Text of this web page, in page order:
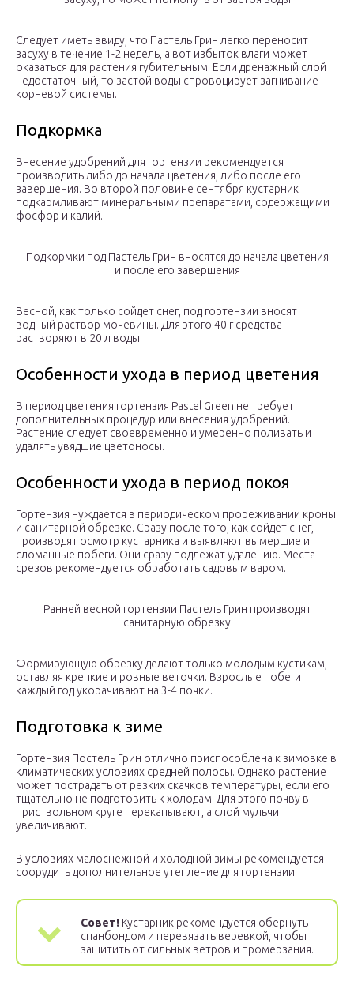
Следует иметь ввиду, что Пастель Грин легко переносит
засуху в течение 1-2 недель, а вот избыток влаги может
оказаться для растения губительным. Если дренажный слой
недостаточный, то застой воды спровоцирует загнивание
корневой системы.
Подкормка
Внесение удобрений для гортензии рекомендуется
производить либо до начала цветения, либо после его
завершения. Во второй половине сентября кустарник
подкармливают минеральными препаратами, содержащими
фосфор и калий.
Подкормки под Пастель Грин вносятся до начала цветения
и после его завершения
Весной, как только сойдет снег, под гортензии вносят
водный раствор мочевины. Для этого 40 г средства
растворяют в 20 л воды.
Особенности ухода в период цветения
В период цветения гортензия Pastel Green не требует
дополнительных процедур или внесения удобрений.
Растение следует своевременно и умеренно поливать и
удалять увядшие цветоносы.
Особенности ухода в период покоя
Гортензия нуждается в периодическом прореживании кроны
и санитарной обрезке. Сразу после того, как сойдет снег,
производят осмотр кустарника и выявляют вымершие и
сломанные побеги. Они сразу подлежат удалению. Места
срезов рекомендуется обработать садовым варом.
Ранней весной гортензии Пастель Грин производят
санитарную обрезку
Формирующую обрезку делают только молодым кустикам,
оставляя крепкие и ровные веточки. Взрослые побеги
каждый год укорачивают на 3-4 почки.
Подготовка к зиме
Гортензия Постель Грин отлично приспособлена к зимовке в
климатических условиях средней полосы. Однако растение
может пострадать от резких скачков температуры, если его
тщательно не подготовить к холодам. Для этого почву в
приствольном круге перекапывают, а слой мульчи
увеличивают.
В условиях малоснежной и холодной зимы рекомендуется
соорудить дополнительное утепление для гортензии.
Совет! Кустарник рекомендуется обернуть
спанбондом и перевязать веревкой, чтобы
защитить от сильных ветров и промерзания.